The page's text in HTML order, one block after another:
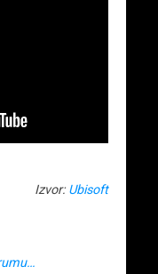
Izvor: Ubisoft